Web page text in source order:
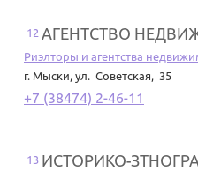
12 АГЕНТСТВО
Риэлторы и агентства
г. Мыски, ул. Советская, 35
+7 (38474) 2-46-11
13 ИСТОРИКО-